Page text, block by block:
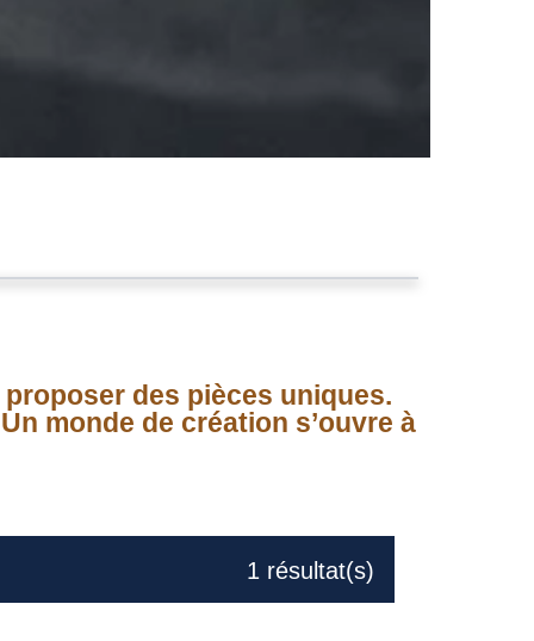
des pièces uniques.
monde de création s’ouvre à
1 résultat(s)